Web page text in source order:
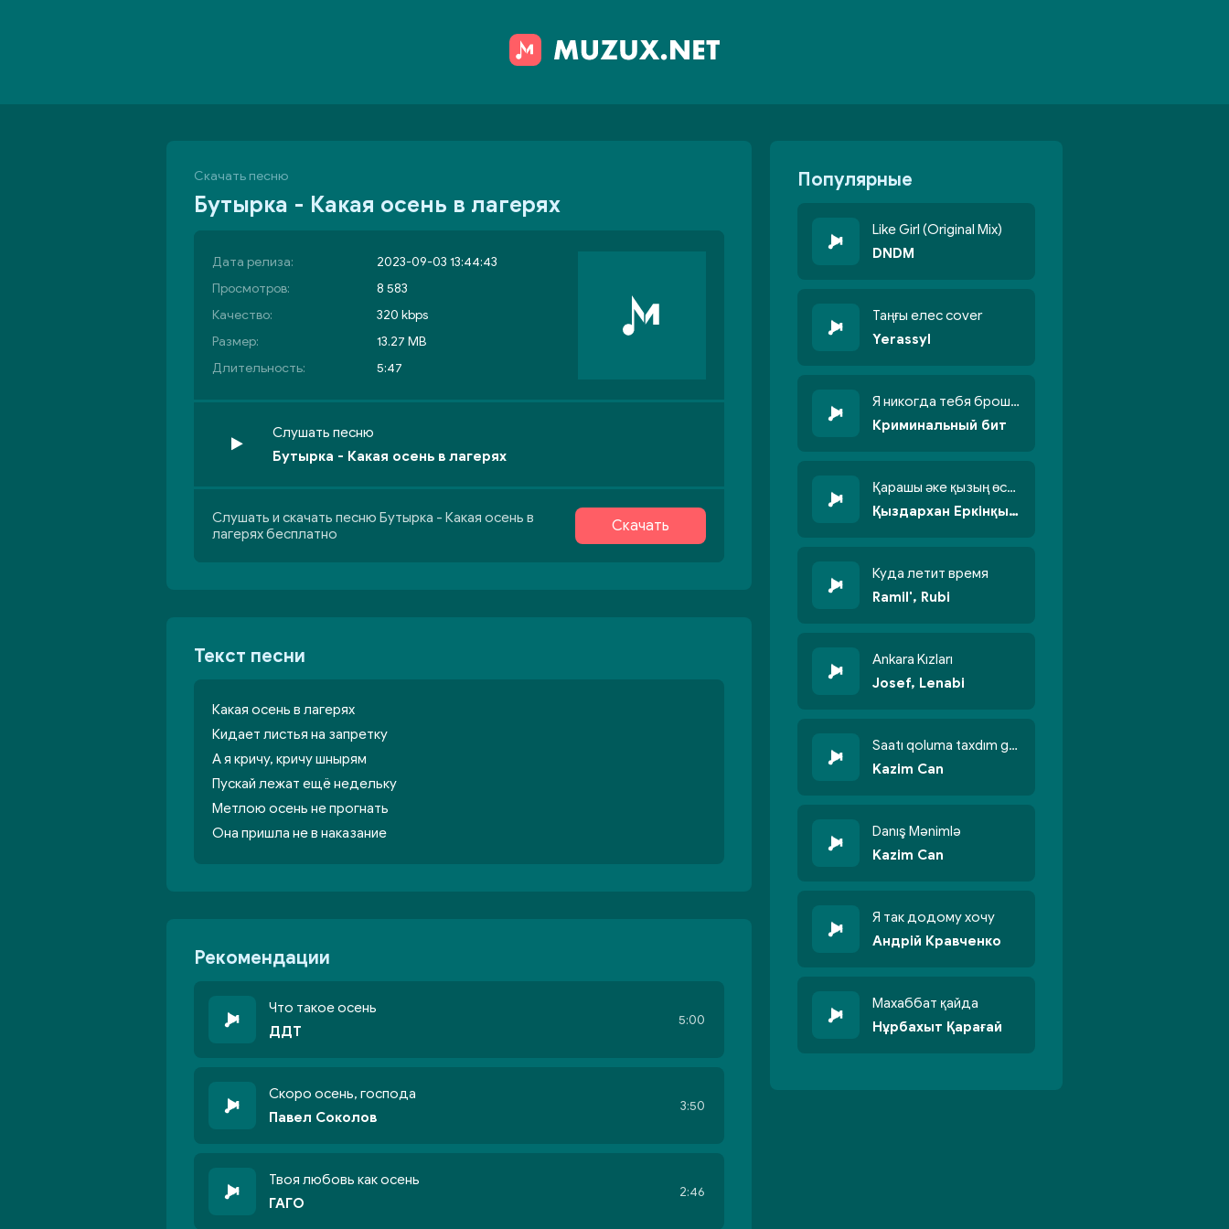
Скачать песню
Бутырка - Какая осень в лагерях
Дата релиза:
2023-09-03 13:44:43
Просмотров:
8 583
Качество:
320 kbps
Размер:
13.27 MB
Длительность:
5:47
Слушать песню
Бутырка - Какая осень в лагерях
Слушать и скачать песню Бутырка - Какая осень в
лагерях бесплатно
Скачать
Текст песни
Какая осень в лагерях
Кидает листья на запретку
А я кричу, кричу шнырям
Пускай лежат ещё недельку
Метлою осень не прогнать
Она пришла не в наказание
Рекомендации
Что такое осень
ДДТ
5:00
Скоро осень, господа
Павел Соколов
3:50
Твоя любовь как осень
ГАГО
2:46
Популярные
Like Girl (Original Mix)
DNDM
Таңғы елес cover
Yerassyl
Я никогда тебя брошу никогда не кину
Криминальный бит
Қарашы әке қызың өсті бойжеттіп
Қыздархан Еркінқызы
Куда летит время
Ramil', Rubi
Ankara Kızları
Josef, Lenabi
Saatı qoluma taxdım göyün üzünə qalxdım
Kazim Can
Danış Mənimlə
Kazim Can
Я так додому хочу
Андрій Кравченко
Махаббат қайда
Нұрбахыт Қарағай